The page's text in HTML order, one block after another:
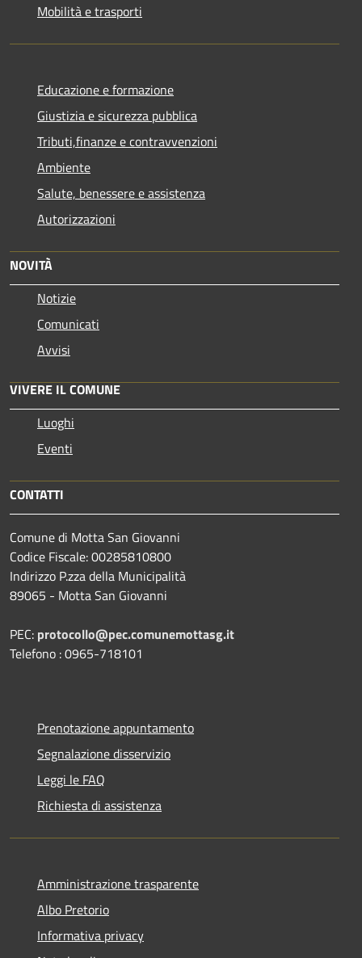
Mobilità e trasporti
Educazione e formazione
Giustizia e sicurezza pubblica
Tributi,finanze e contravvenzioni
Ambiente
Salute, benessere e assistenza
Autorizzazioni
NOVITÀ
Notizie
Comunicati
Avvisi
VIVERE IL COMUNE
Luoghi
Eventi
CONTATTI
Comune di Motta San Giovanni
Codice Fiscale: 00285810800
Indirizzo P.zza della Municipalità
89065 - Motta San Giovanni
PEC: protocollo@pec.comunemottasg.it
Telefono : 0965-718101
Prenotazione appuntamento
Segnalazione disservizio
Leggi le FAQ
Richiesta di assistenza
Amministrazione trasparente
Albo Pretorio
Informativa privacy